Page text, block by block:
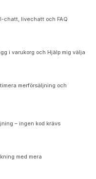
chatt, livechatt och FAQ
i varukorg och Hjälp mig välja
merförsäljning och
– ingen kod krävs
med mera